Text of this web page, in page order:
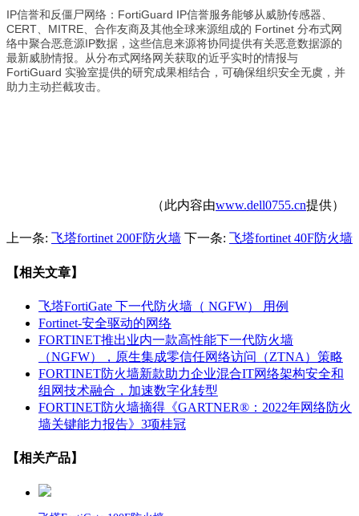
IP信誉和反僵尸网络：FortiGuard IP信誉服务能够从威胁传感器、
CERT、MITRE、合作友商及其他全球来源组成的 Fortinet 分布式网
络中聚合恶意源IP数据，这些信息来源将协同提供有关恶意数据源的
最新威胁情报。从分布式网络网关获取的近乎实时的情报与
FortiGuard 实验室提供的研究成果相结合，可确保组织安全无虞，并
助力主动拦截攻击。
（此内容由www.dell0755.cn提供）
上一条: 飞塔fortinet 200F防火墙 下一条: 飞塔fortinet 40F防火墙
【相关文章】
飞塔FortiGate 下一代防火墙（ NGFW） 用例
Fortinet-安全驱动的网络
FORTINET推出业内一款高性能下一代防火墙
（NGFW），原生集成零信任网络访问（ZTNA）策略
FORTINET防火墙新款助力企业混合IT网络架构安全和
组网技术融合，加速数字化转型
FORTINET防火墙摘得《GARTNER®：2022年网络防火
墙关键能力报告》3项桂冠
【相关产品】